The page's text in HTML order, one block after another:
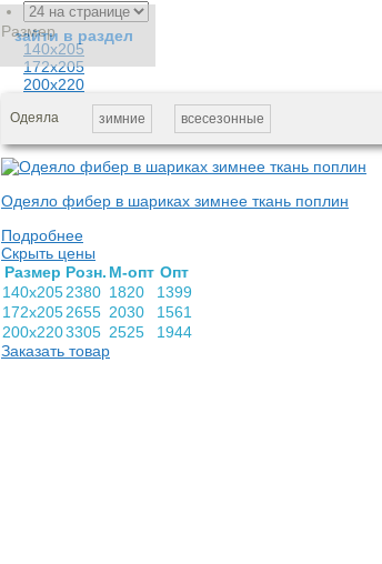
Размер
140х205
172х205
200х220
Одеяла зимние всесезонные
Одеяло фибер в шариках зимнее ткань поплин
Подробнее
зайти в раздел
Скрыть цены
Раз­мер Розн. М-опт Опт
140х2052380 1820
1399
172х2052655 2030
1561
200х2203305 2525
1944
Заказать товар